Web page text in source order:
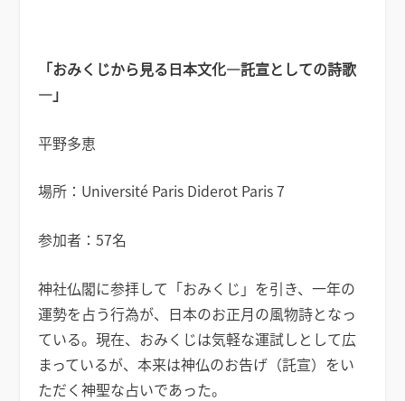
「おみくじから見る日本文化―託宣としての詩歌
―」
平野多恵
場所：Université Paris Diderot Paris 7
参加者：57名
神社仏閣に参拝して「おみくじ」を引き、一年の
運勢を占う行為が、日本のお正月の風物詩となっ
ている。現在、おみくじは気軽な運試しとして広
まっているが、本来は神仏のお告げ（託宣）をい
ただく神聖な占いであった。